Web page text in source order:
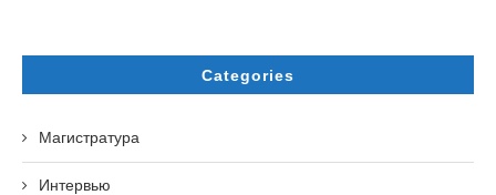
Categories
Магистратура
Интервью